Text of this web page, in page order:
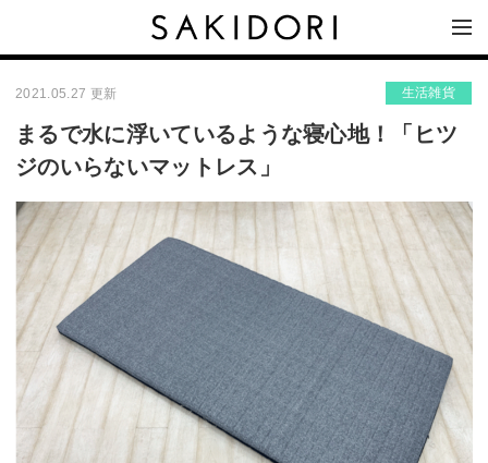
2021.05.27 更新 生活雑貨
まるで水に浮いているような寝心地！「ヒツ
ジのいらないマットレス」